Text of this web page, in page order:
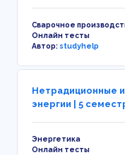
Сварочное
Онлайн тесты
Автор:studyhelp
Нетрадиционные
энергии | 5
Энергетика
Онлайн тесты